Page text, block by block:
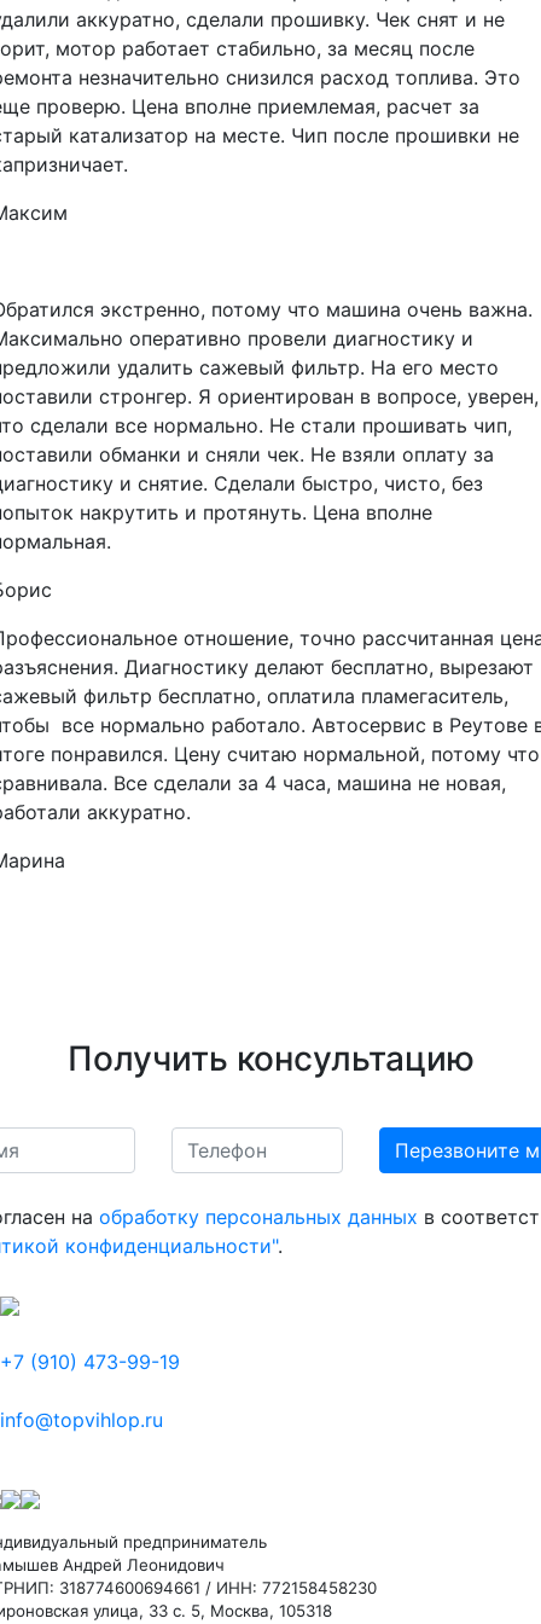
аккуратно, сделали прошивку. Чек снят и не
мотор работает стабильно, за месяц после
незначительно снизился расход топлива. Это
проверю. Цена вполне приемлемая, расчет за
катализатор на месте. Чип после прошивки не
экстренно, потому что машина очень важна.
оперативно провели диагностику и
удалить сажевый фильтр. На его место
стронгер. Я ориентирован в вопросе, уверен,
сделали все нормально. Не стали прошивать чип,
обманки и сняли чек. Не взяли оплату за
и снятие. Сделали быстро, чисто, без
накрутить и протянуть. Цена вполне
отношение, точно рассчитанная
Диагностику делают бесплатно, вырезают
фильтр бесплатно, оплатила пламегаситель,
все нормально работало. Автосервис в Реутове
понравился. Цену считаю нормальной, потому что
Все сделали за 4 часа, машина не новая,
аккуратно.
Получить консультацию
на обработку персональных данных в
конфиденциальности".
+7 (910) 473-99-19
info@topvihlop.ru
предприниматель
Андрей Леонидович
318774600694661 / ИНН: 772158458230
улица, 33 с. 5, Москва, 105318